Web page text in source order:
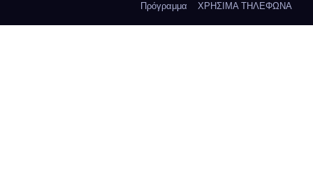
Πρόγραμμα ΧΡΗΣΙΜΑ ΤΗΛΕΦΩΝΑ